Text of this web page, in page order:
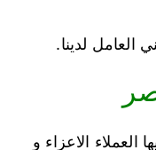
العامل لدينا.
الاعزاء و